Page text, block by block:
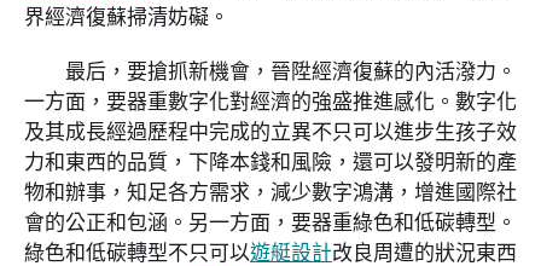
界經濟復蘇掃清妨礙。
最后，要搶抓新機會，晉陞經濟復蘇的內活潑力。
一方面，要器重數字化對經濟的強盛推進感化。數字化
及其成長經過歷程中完成的立異不只可以進步生孩子效
力和東西的品質，下降本錢和風險，還可以發明新的產
物和辦事，知足各方需求，減少數字鴻溝，增進國際社
會的公正和包涵。另一方面，要器重綠色和低碳轉型。
綠色和低碳轉型不只可以遊艇設計改良周遭的狀況東西